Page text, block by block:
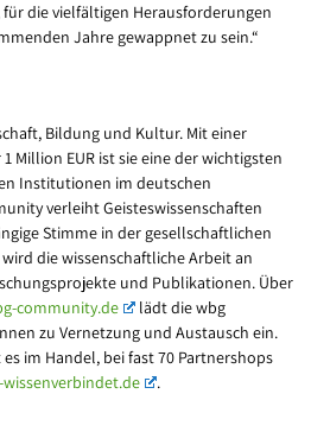
die vielfältigen Herausforderungen
Jahre gewappnet zu sein.“
Bildung und Kultur. Mit einer
Million EUR ist sie eine der wichtigsten
Institutionen im deutschen
verleiht Geisteswissenschaften
Stimme in der gesellschaftlichen
die wissenschaftliche Arbeit an
und Publikationen. Über
community.de
lädt die wbg
zu Vernetzung und Austausch ein.
im Handel, bei fast 70 Partnershops
.